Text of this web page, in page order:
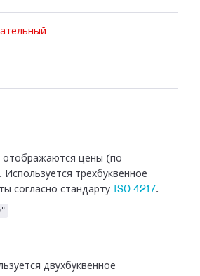
отображаются цены (по
трехбуквенное
согласно стандарту ISO 4217.
двухбуквенное